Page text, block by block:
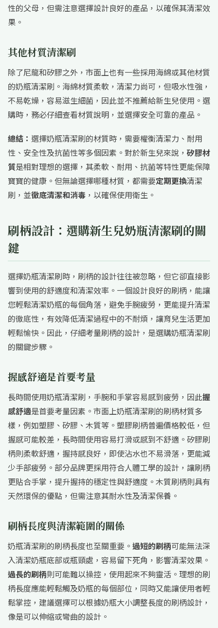
性的父母，但需注意選擇設計良好的產品，以確保其清潔效
果。
其他材質清潔刷
除了尼龍和矽膠之外，市面上也有一些採用海綿或其他材質
的奶瓶清潔刷。海綿材質柔軟，清潔力尚可，但吸水性強，
不易乾燥，容易滋生細菌，因此並不推薦給新生兒使用。選
購時，務必仔細查看材質說明，並選擇安全可靠的產品。
總結： 選擇奶瓶清潔刷的材質時，需要權衡清潔力、耐用
性、安全性及抗菌性等多個因素。對於新生兒來說， 矽膠材
質是相對理想的選擇，其柔軟、耐用、抗菌等特性更能保障
寶寶的健康。但無論選擇哪種材質，都需要定期更換清潔
刷，並徹底清潔和消毒 ，以確保使用衛生。
刷柄設計：選購新生兒奶瓶清潔刷的關
鍵
選擇奶瓶清潔刷時，刷柄的設計往往被忽略，但它卻直接影
響到使用的舒適度和清潔效率。一個設計良好的刷柄，能讓
您輕鬆清潔奶瓶的每個角落，避免手腕疲勞，更能提升清潔
的徹底性，有效降低清潔過程中的不耐煩，讓育兒生活更加
輕鬆愉快。因此，仔細考量刷柄的設計，是選購奶瓶清潔刷
的關鍵步驟。
握感舒適是首要考量
長時間使用奶瓶清潔刷，手腕和手掌容易感到疲勞，因此握
感舒適是首要考量因素。市面上奶瓶清潔刷的刷柄材質多
樣，例如塑膠、矽膠、木質等。塑膠刷柄普遍價格較低，但
握感可能較差，長時間使用容易打滑或感到不舒適。矽膠刷
柄則柔軟舒適，握持感良好，即使沾水也不易滑落，更能減
少手部疲勞。部分品牌更採用符合人體工學的設計，讓刷柄
更貼合手掌，提升握持的穩定性與舒適度。木質刷柄則具有
天然環保的優點，但需注意其耐水性及清潔保養。
刷柄長度與清潔範圍的關係
奶瓶清潔刷的刷柄長度也至關重要。 過短的刷柄可能無法深
入清潔奶瓶底部或瓶頸處，容易留下死角，影響清潔效果。
過長的刷柄則可能難以操控，使用起來不夠靈活。理想的刷
柄長度應能輕鬆觸及奶瓶的每個部位，同時又能讓使用者輕
鬆掌控，建議選擇可以根據奶瓶大小調整長度的刷柄設計，
像是可以伸縮或彎曲的設計。